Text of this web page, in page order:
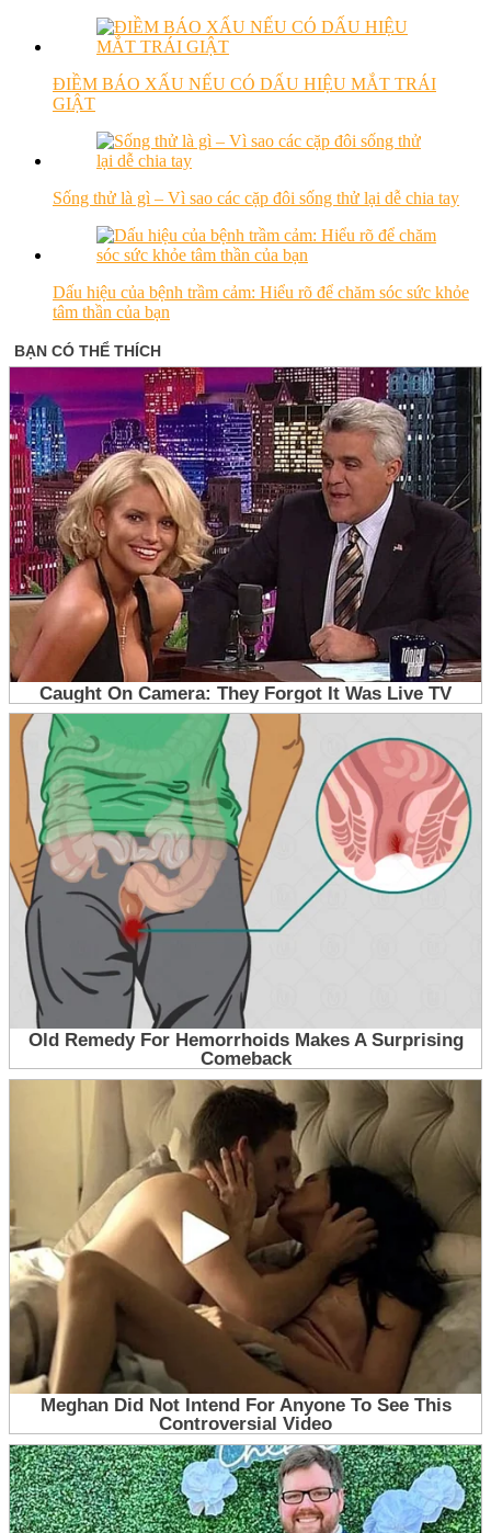
ĐIỀM BÁO XẤU NẾU CÓ DẤU HIỆU MẮT TRÁI
GIẬT
Sống thử là gì – Vì sao các cặp đôi sống thử lại dễ chia tay
Dấu hiệu của bệnh trầm cảm: Hiểu rõ để chăm sóc sức khỏe
tâm thần của bạn